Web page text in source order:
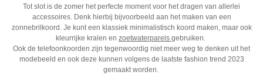
Tot slot is de zomer het perfecte moment voor het dragen van allerlei
accessoires. Denk hierbij bijvoorbeeld aan het maken van een
zonnebrilkoord. Je kunt een klassiek minimalistisch koord maken, maar ook
kleurrijke kralen en zoetwaterparels gebruiken.
Ook de telefoonkoorden zijn tegenwoordig niet meer weg te denken uit het
modebeeld en ook deze kunnen volgens de laatste fashion trend 2023
gemaakt worden.